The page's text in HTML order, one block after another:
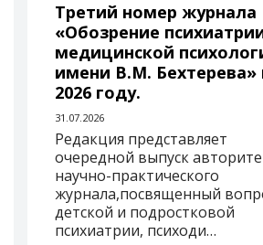
Третий номер журнала
«Обозрение
медицинской
имени В.М. Бехтерева»
2026 году.
31.07.2026
Редакция представляет
очередной выпуск
научно-практического
журнала,посвященный
детской и подростковой
психиатрии, психоди…